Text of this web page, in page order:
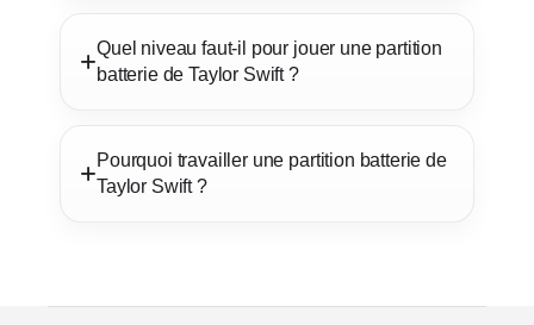
Quel niveau faut-il pour jouer une partition
batterie de Taylor Swift ?
Pourquoi travailler une partition batterie de
Taylor Swift ?